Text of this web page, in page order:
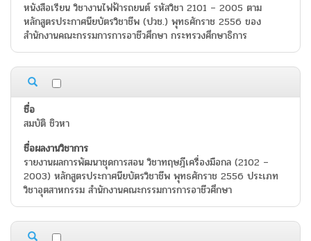
หนังสือเรียน วิชางานไฟฟ้ารถยนต์ รหัสวิชา 2101 – 2005 ตาม
หลักสูตรประกาศนียบัตรวิชาชีพ (ปวช.) พุทธศักราช 2556 ของ
สำนักงานคณะกรรมการการอาชีวศึกษา กระทรวงศึกษาธิการ
สมบัติ ชิวหา
รายงานผลการพัฒนาชุดการสอน วิชาทฤษฎีเครื่องมือกล (2102 –
2003) หลักสูตรประกาศนียบัตรวิชาชีพ พุทธศักราช 2556 ประเภท
วิชาอุตสาหกรรม สำนักงานคณะกรรมการการอาชีวศึกษา